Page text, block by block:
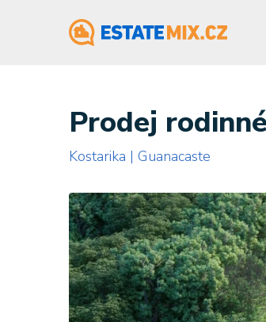
Prodej
Kostarika | Guanacaste